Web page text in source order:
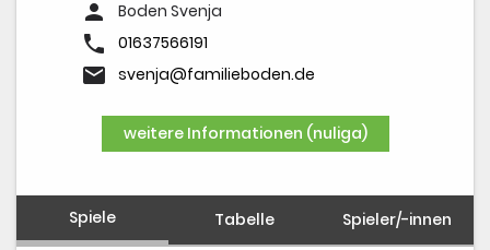
person Boden Svenja
phone 01637566191
email svenja@familieboden.de
weitere Informationen (nuliga)
Spiele Tabelle Spieler/-innen